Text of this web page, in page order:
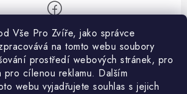
Vše Pro Zvíře, jako správce
na tomto webu soubory
prostředí webových stránek, pro
pro cílenou reklamu. Dalším
webu vyjadřujete souhlas s jejich